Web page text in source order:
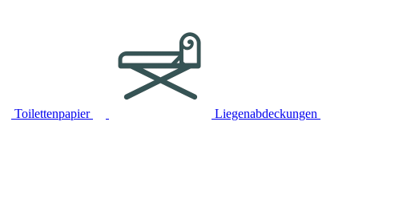
Toilettenpapier Liegenabdeckungen